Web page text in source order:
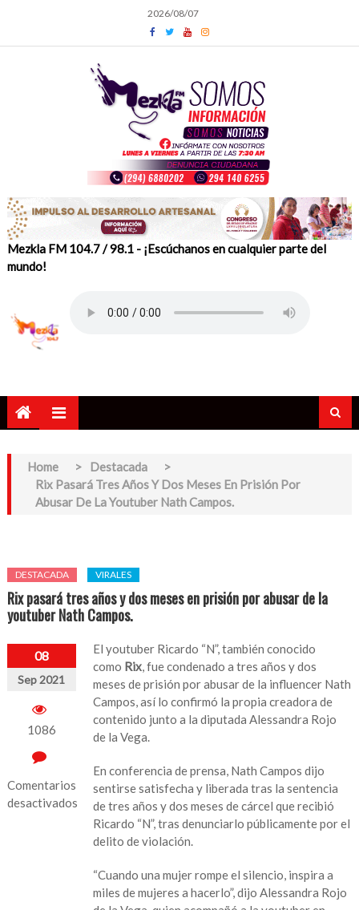
content
2026/08/07
Mezkla FM 104.7 / 98.1 - ¡Escúchanos en cualquier parte del
mundo!
Home > Destacada
>
Rix Pasará Tres Años Y Dos Meses En Prisión Por
Abusar De La Youtuber Nath Campos.
DESTACADA VIRALES
Rix pasará tres años y dos meses en prisión por abusar de la
youtuber Nath Campos.
08
Sep 2021
1086
Comentarios
desactivados
El youtuber Ricardo “N”, también conocido
como Rix , fue condenado a tres años y dos
meses de prisión por abusar de la influencer Nath
Campos, así lo confirmó la propia creadora de
contenido junto a la diputada Alessandra Rojo
de la Vega.
En conferencia de prensa, Nath Campos dijo
sentirse satisfecha y liberada tras la sentencia
de tres años y dos meses de cárcel que recibió
Ricardo “N”, tras denunciarlo públicamente por el
delito de violación.
“Cuando una mujer rompe el silencio, inspira a
miles de mujeres a hacerlo”, dijo Alessandra Rojo